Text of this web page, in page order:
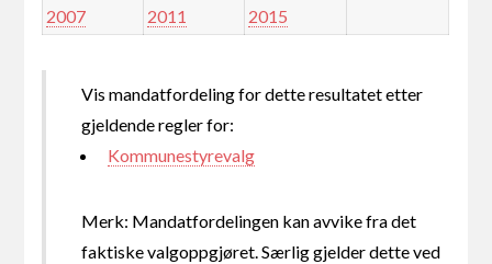
2007
2011 2015
Vis mandatfordeling for dette resultatet etter
gjeldende regler for:
Kommunestyrevalg
Merk: Mandatfordelingen kan avvike fra det
faktiske valgoppgjøret. Særlig gjelder dette ved